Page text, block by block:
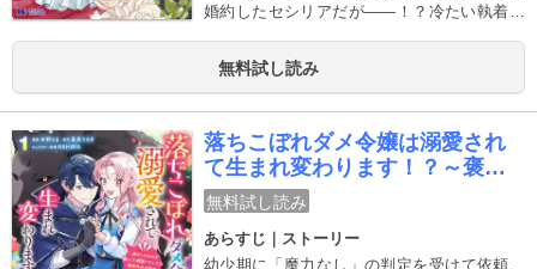
婚約したセシリアだが――！？冷たい執着系
ス、開幕！
無料試し読み
落ちこぼれダメ令嬢は溺愛され
て生まれ変わります！？～褒め
られるのが嬉しくて頑張ってい
たら規格外の才能が開花しまし
た～(コミック)
無料試し読み
あらすじ｜ストーリー
幼少期に「魔力なし」の判定を受けて依頼、